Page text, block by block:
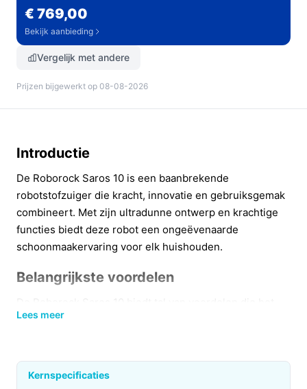
€ 769,00
Bekijk aanbieding
Vergelijk met andere
Prijzen bijgewerkt op 08-08-2026
Introductie
De Roborock Saros 10 is een baanbrekende
robotstofzuiger die kracht, innovatie en gebruiksgemak
combineert. Met zijn ultradunne ontwerp en krachtige
functies biedt deze robot een ongeëvenaarde
schoonmaakervaring voor elk huishouden.
Belangrijkste voordelen
schoonmaken gemakkelijker en efficiënter maken:
verwijdert deze robot moeiteloos stof en vuil van
verschillende oppervlakken.
Lees meer
Kernspecificaties